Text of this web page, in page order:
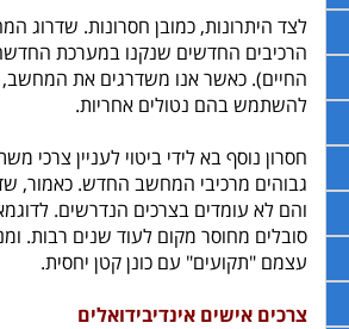
לצד היתרונות, כמובן חסרונות.
הרכיבים החדשים שנקנו במערכת החדשה
החיים). כאשר אנו משדרגים את
להשתמש בהם נטולים אחריות.
חסרון נוסף בא לידי ביטוי לעניין
גבוהים מרכיבי המחשב החדש. כאמור,
סובלים מחוסר מקום לעוד שנים רבות.
עצמם "תקועים" עם כונן קטן יחסית.
צרכים אישים אינדיבידואלים